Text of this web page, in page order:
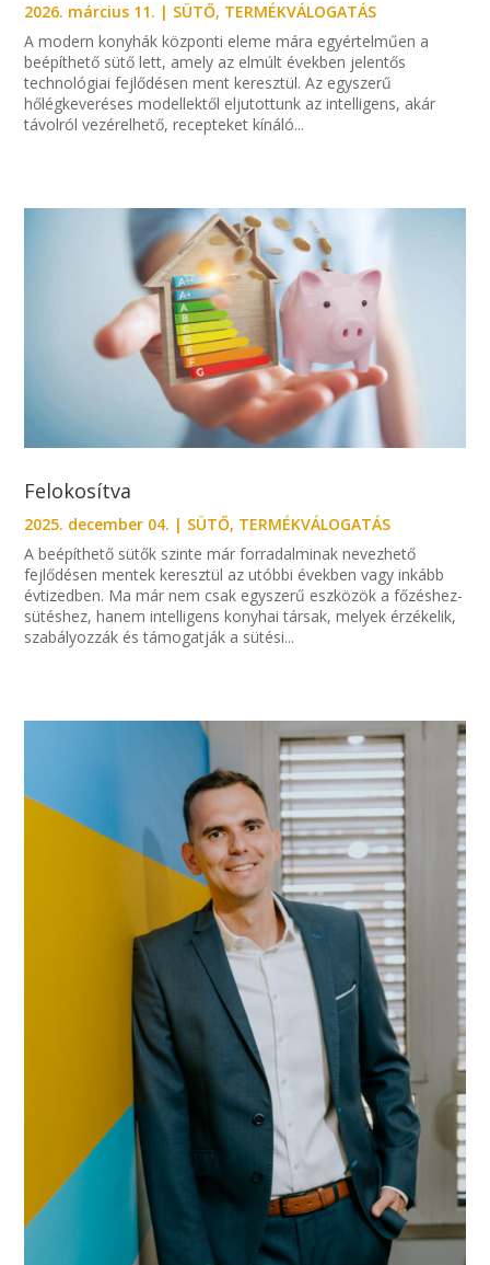
2026. március 11. | SÜTŐ, TERMÉKVÁLOGATÁS
A modern konyhák központi eleme mára egyértelműen a
beépíthető sütő lett, amely az elmúlt években jelentős
technológiai fejlődésen ment keresztül. Az egyszerű
hőlégkeveréses modellektől eljutottunk az intelligens, akár
távolról vezérelhető, recepteket kínáló...
Felokosítva
2025. december 04. | SÜTŐ, TERMÉKVÁLOGATÁS
A beépíthető sütők szinte már forradalminak nevezhető
fejlődésen mentek keresztül az utóbbi években vagy inkább
évtizedben. Ma már nem csak egyszerű eszközök a főzéshez-
sütéshez, hanem intelligens konyhai társak, melyek érzékelik,
szabályozzák és támogatják a sütési...